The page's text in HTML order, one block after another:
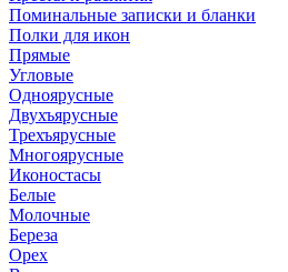
Поминальные записки и бланки
Полки для икон
Прямые
Угловые
Одноярусные
Двухъярусные
Трехъярусные
Многоярусные
Иконостасы
Белые
Молочные
Береза
Орех